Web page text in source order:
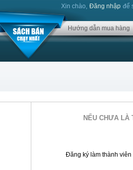
Xin chào, Đăng nhập để
Hướng dẫn mua hàng
NẾU CHƯA LÀ
Đăng ký làm thành viên